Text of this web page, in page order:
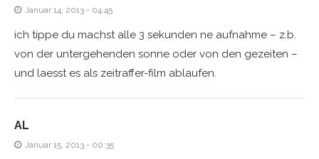
Januar 14, 2013 - 04:45
ich tippe du machst alle 3 sekunden ne aufnahme – z.b.
von der untergehenden sonne oder von den gezeiten –
und laesst es als zeitraffer-film ablaufen.
AL
Januar 15, 2013 - 00:35